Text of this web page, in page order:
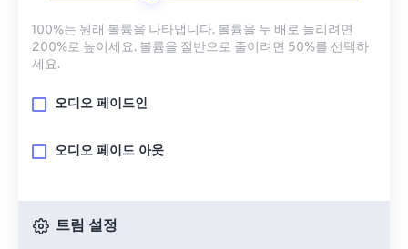
100%는 원래 볼륨을 나타냅니다. 볼륨을 두 배로 늘리려면
200%로 높이세요. 볼륨을 절반으로 줄이려면 50%를 선택하
세요.
오디오 페이드인
오디오 페이드 아웃
트림 설정